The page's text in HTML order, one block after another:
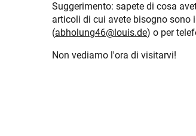
Suggerimento: sapete di cosa
articoli di cui avete bisogno sono
(abholung46@louis.de) o per
Non vediamo l'ora di visitarvi!